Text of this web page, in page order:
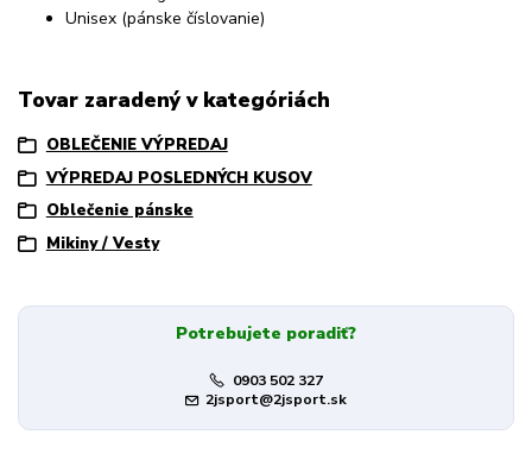
Unisex (pánske číslovanie)
Tovar zaradený v kategóriách
OBLEČENIE VÝPREDAJ
VÝPREDAJ POSLEDNÝCH KUSOV
Oblečenie pánske
Mikiny / Vesty
Potrebujete poradiť?
0903 502 327
2jsport@2jsport.sk